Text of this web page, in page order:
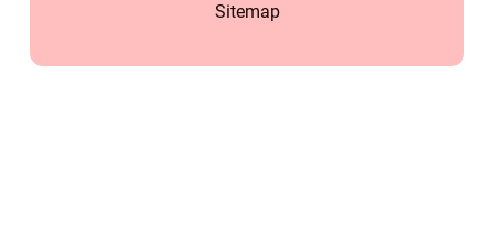
Sitemap